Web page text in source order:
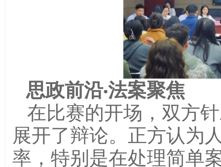
思政前沿·法案聚焦
在比赛的开场，双方
展开了辩论。正方认为
率，特别是在处理简单